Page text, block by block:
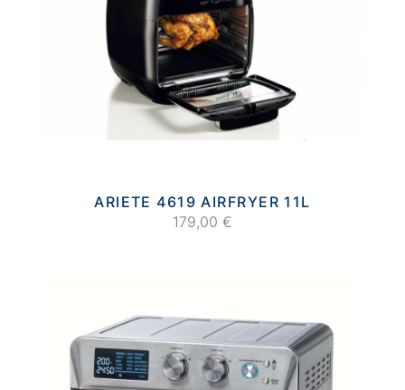
ARIETE 4619 AIRFRYER 11L
179,00 €